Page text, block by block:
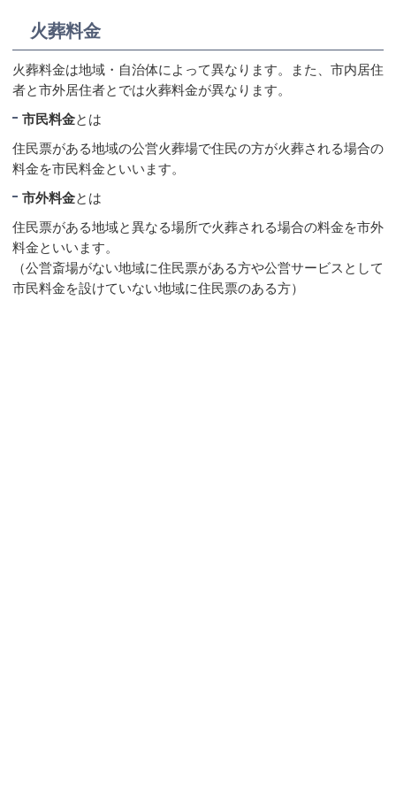
火葬料金
火葬料金は地域・自治体によって異なります。また、市内居住
者と市外居住者とでは火葬料金が異なります。
市民料金とは
住民票がある地域の公営火葬場で住民の方が火葬される場合の
料金を市民料金といいます。
市外料金とは
住民票がある地域と異なる場所で火葬される場合の料金を市外
料金といいます。
（公営斎場がない地域に住民票がある方や公営サービスとして
市民料金を設けていない地域に住民票のある方）